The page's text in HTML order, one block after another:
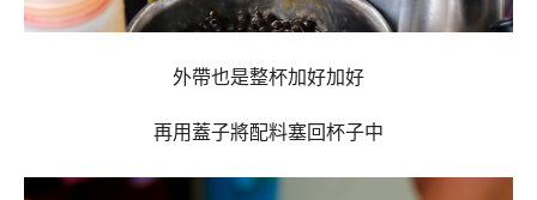
外帶也是整杯加好加好
再用蓋子將配料塞回杯子中